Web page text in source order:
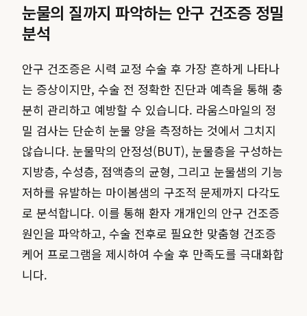
눈물의 질까지 파악하는 안구 건조증 정밀
분석
안구 건조증은 시력 교정 수술 후 가장 흔하게 나타나
는 증상이지만, 수술 전 정확한 진단과 예측을 통해 충
분히 관리하고 예방할 수 있습니다. 라움스마일의 정
밀 검사는 단순히 눈물 양을 측정하는 것에서 그치지
않습니다. 눈물막의 안정성(BUT), 눈물층을 구성하는
지방층, 수성층, 점액층의 균형, 그리고 눈물샘의 기능
저하를 유발하는 마이봄샘의 구조적 문제까지 다각도
로 분석합니다. 이를 통해 환자 개개인의 안구 건조증
원인을 파악하고, 수술 전후로 필요한 맞춤형 건조증
케어 프로그램을 제시하여 수술 후 만족도를 극대화합
니다.